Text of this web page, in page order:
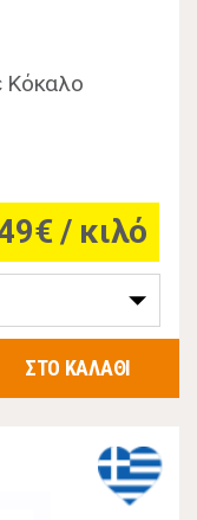
Κόκαλο
/ κιλό
ΣΤΟ ΚΑΛΑΘΙ